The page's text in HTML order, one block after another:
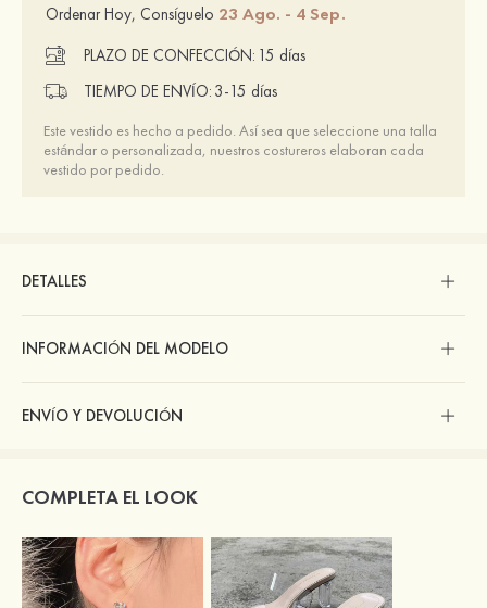
Ordenar Hoy, Consíguelo 23 Ago. - 4 Sep.
PLAZO DE CONFECCIÓN: 15 días
TIEMPO DE ENVÍO: 3-15 días
Este vestido es hecho a pedido. Así sea que seleccione una talla
estándar o personalizada, nuestros costureros elaboran cada
vestido por pedido.
DETALLES
INFORMACIÓN DEL MODELO
ENVÍO Y DEVOLUCIÓN
COMPLETA EL LOOK